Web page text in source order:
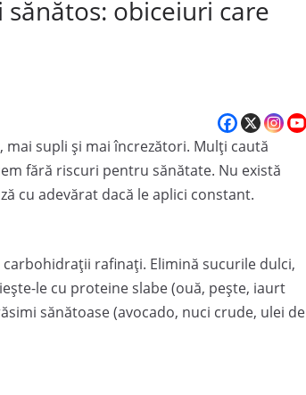
sănătos: obiceiuri care
supli și mai încrezători. Mulți caută
fără riscuri pentru sănătate. Nu există
cu adevărat dacă le aplici constant.
rafinați. Elimină sucurile dulci,
le cu proteine slabe (ouă, pește, iaurt
sănătoase (avocado, nuci crude, ulei de